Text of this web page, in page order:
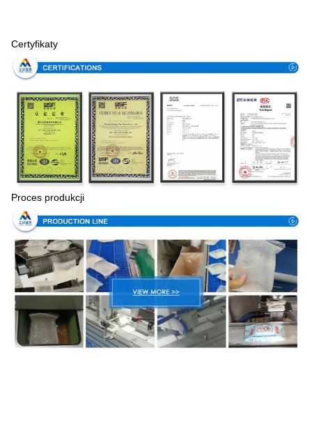
Certyfikaty
Proces produkcji